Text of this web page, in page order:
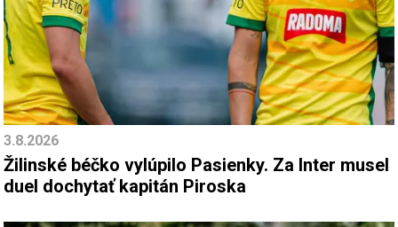
3.8.2026
Žilinské béčko vylúpilo Pasienky. Za Inter musel
duel dochytať kapitán Piroska